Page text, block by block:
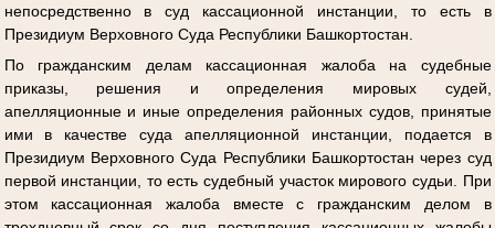
непосредственно в суд кассационной инстанции, то есть в
Президиум Верховного Суда Республики Башкортостан.
По гражданским делам кассационная жалоба на судебные
приказы, решения и определения мировых судей,
апелляционные и иные определения районных судов, принятые
ими в качестве суда апелляционной инстанции, подается в
Президиум Верховного Суда Республики Башкортостан через суд
первой инстанции, то есть судебный участок мирового судьи. При
этом кассационная жалоба вместе с гражданским делом в